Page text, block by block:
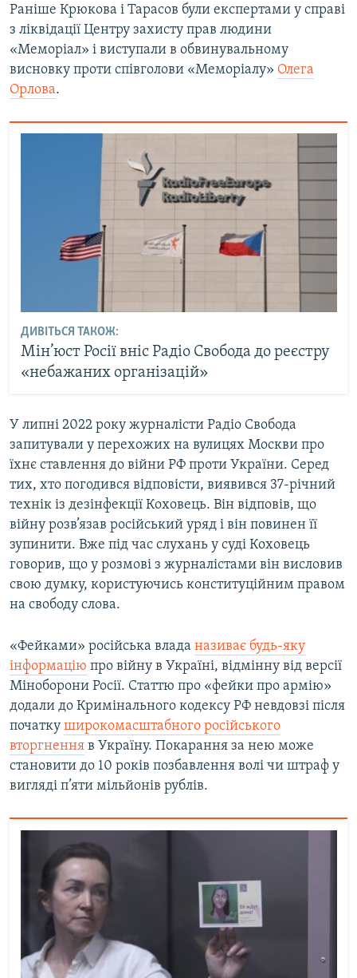
Раніше Крюкова і Тарасов були експертами у справі
з ліквідації Центру захисту прав людини
«Меморіал» і виступали в обвинувальному
висновку проти співголови «Меморіалу» Олега
Орлова.
ДИВІТЬСЯ ТАКОЖ:
Мін’юст Росії вніс Радіо Свобода до реєстру
«небажаних організацій»
У липні 2022 року журналісти Радіо Свобода
запитували у перехожих на вулицях Москви про
їхнє ставлення до війни РФ проти України. Серед
тих, хто погодився відповісти, виявився 37-річний
технік із дезінфекції Коховець. Він відповів, що
війну розв’язав російський уряд і він повинен її
зупинити. Вже під час слухань у суді Коховець
говорив, що у розмові з журналістами він висловив
свою думку, користуючись конституційним правом
на свободу слова.
«Фейками» російська влада називає будь-яку
інформацію про війну в Україні, відмінну від версії
Міноборони Росії. Статтю про «фейки про армію»
додали до Кримінального кодексу РФ невдовзі після
початку широкомасштабного російського
вторгнення в Україну. Покарання за нею може
становити до 10 років позбавлення волі чи штраф у
вигляді п’яти мільйонів рублів.